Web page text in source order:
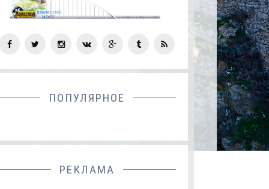
СЕТИ
ПОПУЛЯРНОЕ
РЕКЛАМА